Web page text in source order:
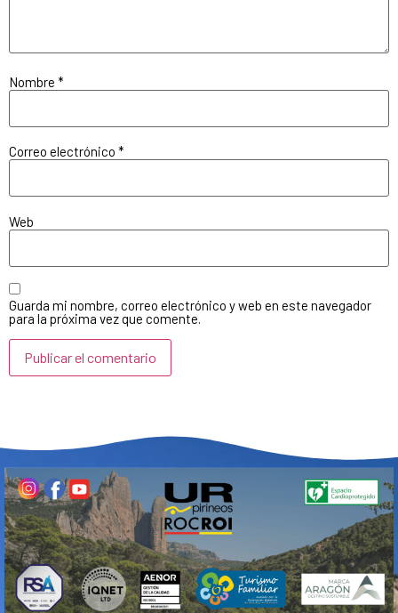
Nombre *
Correo electrónico *
Web
Guarda mi nombre, correo electrónico y web en este navegador
para la próxima vez que comente.